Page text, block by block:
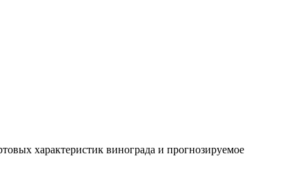
характеристик винограда и прогнозируемое